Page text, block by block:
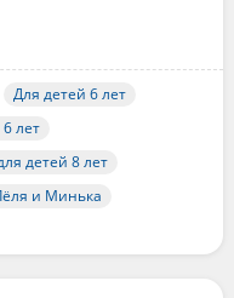
Для детей 6 лет
лет
детей 8 лет
и Минька